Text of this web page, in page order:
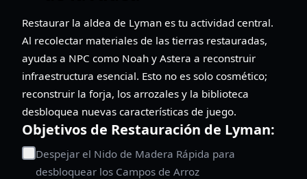
Restaurar la aldea de Lyman es tu actividad central.
Al recolectar materiales de las tierras restauradas,
ayudas a NPC como Noah y Astera a reconstruir
infraestructura esencial. Esto no es solo cosmético;
reconstruir la forja, los arrozales y la biblioteca
desbloquea nuevas características de juego.
Objetivos de Restauración de Lyman:
Despejar el Nido de Madera Rápida para
desbloquear los Campos de Arroz